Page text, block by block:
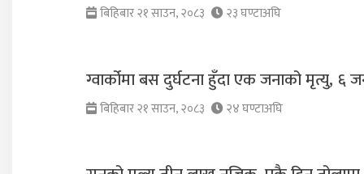
बिहिबार २१ साउन, २०८३ २३ घण्टाअघि
ग्वार्कोमा बस दुर्घटना हुँदा एक जनाको मृत्यु, ६
बिहिबार २१ साउन, २०८३ २४ घण्टाअघि